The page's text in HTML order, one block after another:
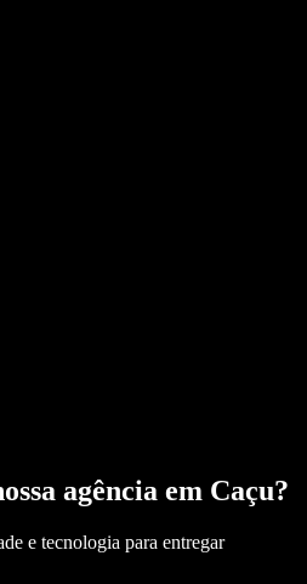
agência em Caçu?
e tecnologia para entregar